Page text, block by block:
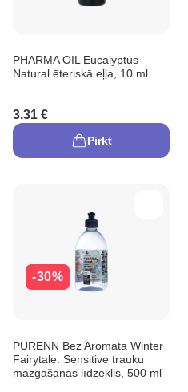
PHARMA OIL Eucalyptus
Natural ēteriskā eļļa, 10 ml
3.31 €
Pirkt
-30%
PURENN Bez Aromāta Winter
Fairytale. Sensitive trauku
mazgāšanas līdzeklis, 500 ml